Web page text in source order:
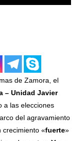
de Zamora, el
– Unidad Javier
a las elecciones
del agravamiento
crecimiento «fuerte»